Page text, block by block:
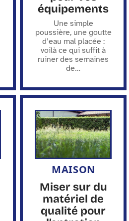
équipements
Une simple
poussière, une goutte
d’eau mal placée :
voilà ce qui suffit à
ruiner des semaines
de…
MAISON
Miser sur du
matériel de
qualité pour